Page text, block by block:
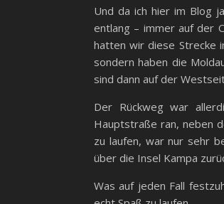
Und da ich hier im Blog
entlang – immer auf der
hatten wir diese Strecke
sondern haben die
sind dann auf der
Der Rückweg war
Hauptstraße ran, neben
zu laufen, war nur sehr
über die Insel Kampa
Was auf jeden Fall